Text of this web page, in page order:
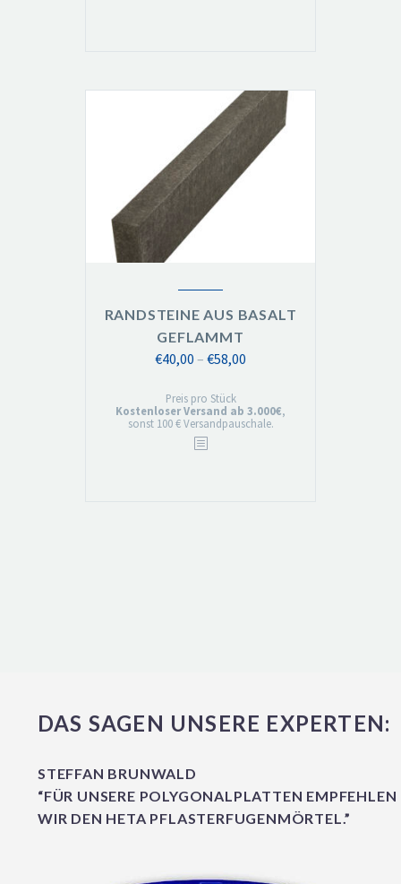
RANDSTEINE AUS BASALT
GEFLAMMT
€40,00 – €58,00
€58,00
Preis pro Stück
Kostenloser Versand ab 3.000€,
sonst 100 € Versandpauschale.
DAS SAGEN UNSERE EXPERTEN:
STEFFAN BRUNWALD
“FÜR UNSERE POLYGONALPLATTEN EMPFEHLEN
WIR DEN HETA PFLASTERFUGENMÖRTEL.”